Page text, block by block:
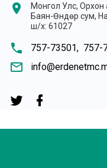
location_on
Монгол Улс, Орхон
Баян-Өндөр сум,
ш/х: 61027
phone 757-73501, 757-
mail_outline